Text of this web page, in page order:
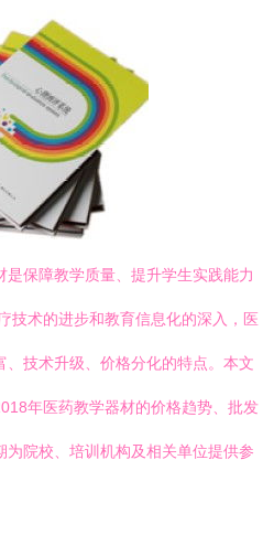
保障教学质量、提升学生实践能力
技术的进步和教育信息化的深入，医
技术升级、价格分化的特点。本文
年医药教学器材的价格趋势、批发
院校、培训机构及相关单位提供参